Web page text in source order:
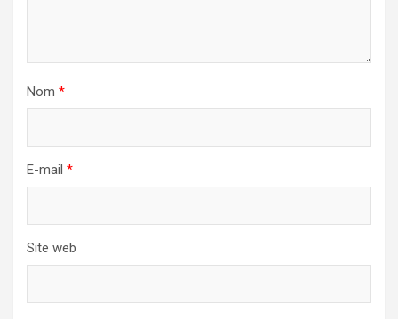
Nom *
E-mail *
Site web